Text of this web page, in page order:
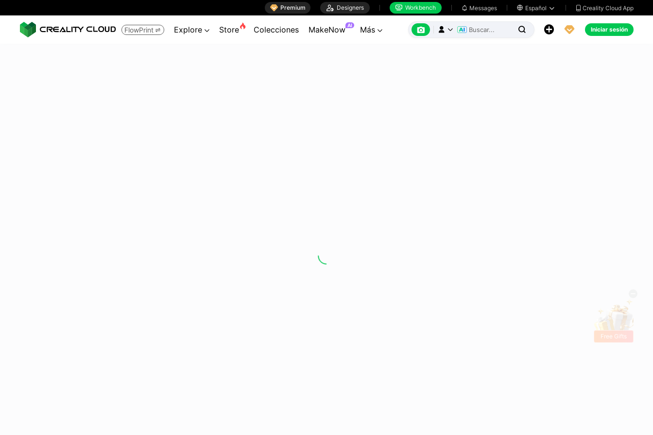
 Premium  Designers  Workbench  Messages  Español   Creality Cloud App
FlowPrint  Explore  Store Colecciones MakeNow AI Más        Iniciar sesión
Free Gifts